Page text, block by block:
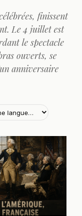
finissent
Le 4 juillet est
le spectacle
ouverts, se
anniversaire